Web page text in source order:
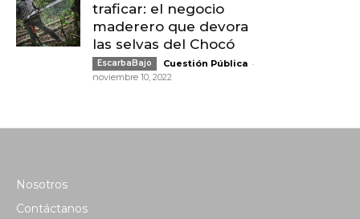
traficar: el negocio
maderero que devora
las selvas del Chocó
EscarbaBajo Cuestión Pública -
noviembre 10, 2022
Nosotros
Contáctanos